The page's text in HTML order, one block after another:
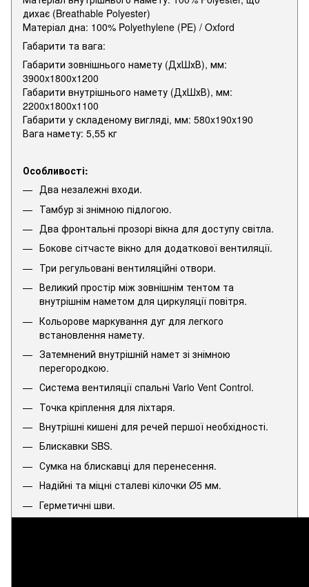
дихає (Breathable Polyester)
Матеріал дна: 100% Polyethylene (PE) / Oxford
Габарити та вага:
Габарити зовнішнього намету (ДхШхВ), мм:
3900x1800x1200
Габарити внутрішнього намету (ДхШхВ), мм:
2200x1800x1100
Габарити у складеному вигляді, мм: 580x190x190
Вага намету: 5,55 кг
Особливості:
Два незалежні входи.
Тамбур зі знімною підлогою.
Два фронтальні прозорі вікна для доступу світла.
Бокове сітчасте вікно для додаткової вентиляції.
Три регульовані вентиляційні отвори.
Великий простір між зовнішнім тентом та
внутрішнім наметом для циркуляції повітря.
Кольорове маркування дуг для легкого
встановлення намету.
Затемнений внутрішній намет зі знімною
перегородкою.
Система вентиляції спальні Vario Vent Control.
Точка кріплення для ліхтаря.
Внутрішні кишені для речей першої необхідності.
Блискавки SBS.
Сумка на блискавці для перенесення.
Надійні та міцні сталеві кілочки Ø5 мм.
Герметичні шви.